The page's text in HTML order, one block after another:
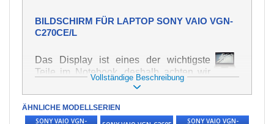
BILDSCHIRM FÜR LAPTOP SONY VAIO VGN-
C270CE/L
Das Display ist eines der wichtigste
Teile im Notebook, deshalb achten wir
auf höchste Qualität dieses Ersatzteils.
Er dient zur Darstellung von Texten und
Bildern in verschiedener Form. Zu
seiner Beschädigung kommt es sehr
Vollständige Beschreibung
ÄHNLICHE MODELLSERIEN
SONY VAIO VGN-
SONY VAIO VGN-